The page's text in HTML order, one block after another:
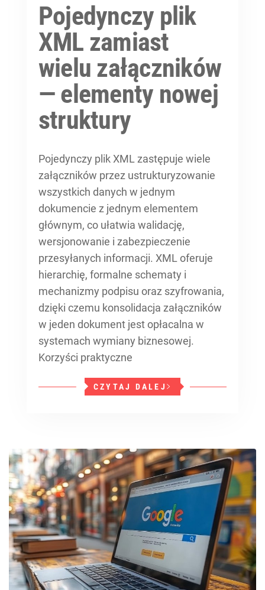
Pojedynczy plik
XML zamiast
wielu załączników
— elementy nowej
struktury
Pojedynczy plik XML zastępuje wiele
załączników przez ustrukturyzowanie
wszystkich danych w jednym
dokumencie z jednym elementem
głównym, co ułatwia walidację,
wersjonowanie i zabezpieczenie
przesyłanych informacji. XML oferuje
hierarchię, formalne schematy i
mechanizmy podpisu oraz szyfrowania,
dzięki czemu konsolidacja załączników
w jeden dokument jest opłacalna w
systemach wymiany biznesowej.
Korzyści praktyczne
CZYTAJ DALEJ